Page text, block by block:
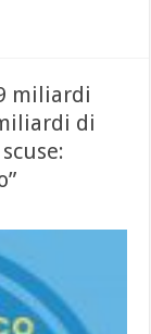
miliardi
di